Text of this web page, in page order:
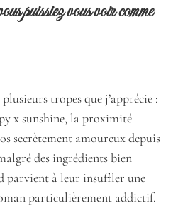
puissiez vous voir comme
tropes que j’apprécie :
x sunshine, la proximité
secrètement amoureux depuis
des ingrédients bien
parvient à leur insuffler une
particulièrement addictif.